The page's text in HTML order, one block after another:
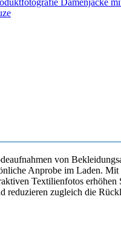
von
Anprobe im Laden. Mit
Textilienfotos erhöhen
reduzieren zugleich die